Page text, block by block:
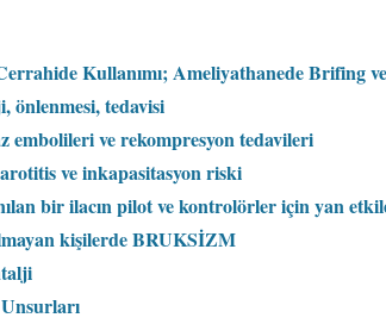
Kullanımı; Ameliyathanede Brifing
önlenmesi, tedavisi
embolileri ve rekompresyon tedavileri
ve inkapasitasyon riski
bir ilacın pilot ve kontrolörler için yan
kişilerde BRUKSİZM